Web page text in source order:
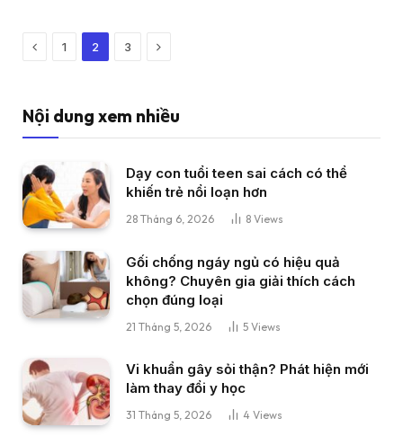
Previous
1 2 3 Next
Nội dung xem nhiều
Dạy con tuổi teen sai cách có thể
khiến trẻ nổi loạn hơn
28 Tháng 6, 2026 8 Views
Gối chống ngáy ngủ có hiệu quả
không? Chuyên gia giải thích cách
chọn đúng loại
21 Tháng 5, 2026 5 Views
Vi khuẩn gây sỏi thận? Phát hiện mới
làm thay đổi y học
31 Tháng 5, 2026 4 Views